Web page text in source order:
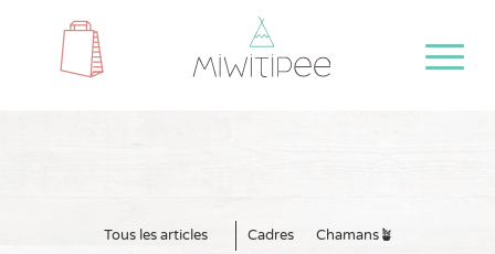
Tous les articles Cadres Chamans🪴